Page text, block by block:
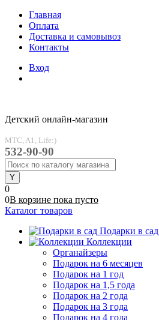
Главная
Оплата
Доставка и самовывоз
Контакты
Вход
Детский онлайн-магазин
MTC, A1, Life:)
532-90-90
0
0В корзине пока пусто
Каталог товаров
Подарки в сад
Коллекции
Органайзеры
Подарок на 6 месяцев
Подарок на 1 год
Подарок на 1,5 года
Подарок на 2 года
Подарок на 3 года
Подарок на 4 года